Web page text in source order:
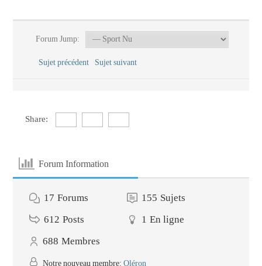
Forum Jump:
Sujet précédent Sujet suivant
Share:
Forum Information
17 Forums 155 Sujets
612 Posts 1 En ligne
688 Membres
Notre nouveau membre: Oléron